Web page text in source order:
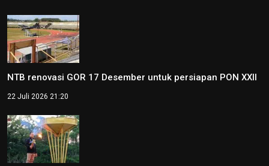
NTB renovasi GOR 17 Desember untuk persiapan PON XXII
22 Juli 2026 21:20